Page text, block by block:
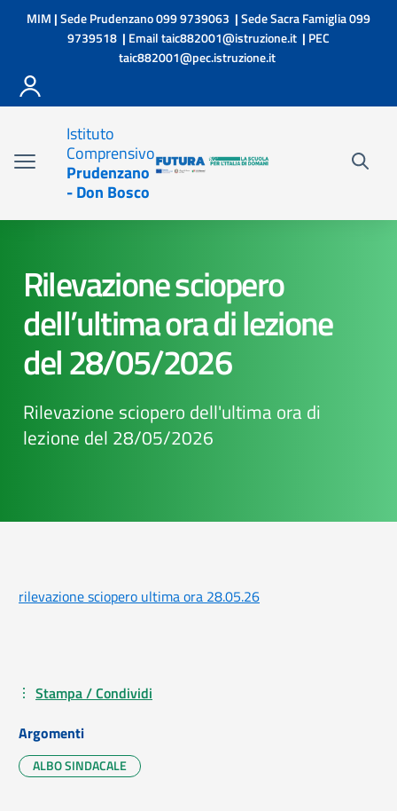
Vai ai contenuti
Vai al menu di navigazione
Vai al footer
MIM |Sede Prudenzano099 9739063 |Sede Sacra Famiglia099
9739518 | Emailtaic882001@istruzione.it | PEC
taic882001@pec.istruzione.it
Istituto
Comprensivo
Prudenzano
- Don Bosco
Rilevazione sciopero
dell’ultima ora di lezione
del 28/05/2026
Rilevazione sciopero dell'ultima ora di
lezione del 28/05/2026
rilevazione sciopero ultima ora 28.05.26
Stampa / Condividi
Argomenti
ALBO SINDACALE